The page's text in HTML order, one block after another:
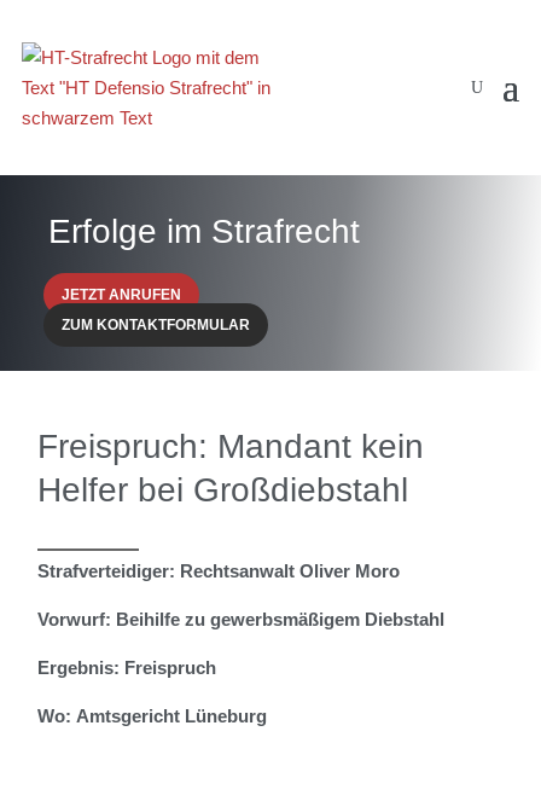
Erfolge im Strafrecht
JETZT ANRUFEN
ZUM KONTAKTFORMULAR
Freispruch: Mandant kein
Helfer bei Großdiebstahl
Strafverteidiger: Rechtsanwalt Oliver Moro
Vorwurf: Beihilfe zu gewerbsmäßigem Diebstahl
Ergebnis: Freispruch
Wo: Amtsgericht Lüneburg